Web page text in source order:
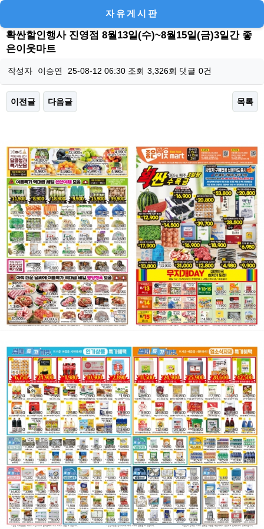
자유게시판
확싼할인행사 진영점 8월13일(수)~8월15일(금)3일간 좋
은이웃마트
작성자 이승연 25-08-12 06:30조회 3,326회 댓글 0건
이전글 다음글 목록
본문